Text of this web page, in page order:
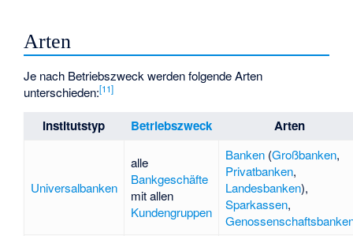
Arten
Je nach Betriebszweck werden folgende Arten
unterschieden:[11]
Institutstyp Betriebszweck Arten
Universalbanken
alle
Bankgeschäfte
mit allen
Kundengruppen
Banken(Großbanken,
Privatbanken,
Landesbanken),
Sparkassen,